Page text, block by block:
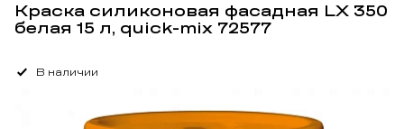
Краска силиконовая фасадная LX 350
белая 15 л, quick-mix 72577
В наличии